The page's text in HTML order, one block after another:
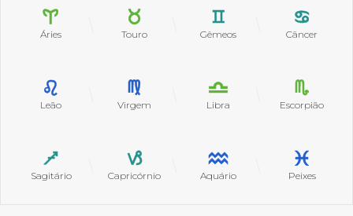
Áries Touro Gêmeos Câncer
Leão Virgem Libra Escorpião
Sagitário Capricórnio Aquário Peixes